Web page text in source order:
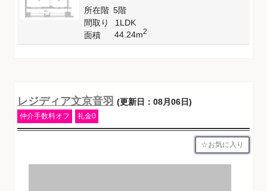
所在階 5階
間取り
1LDK
面積
44.24m2
レジディア文京音羽 (更新日：08月06日)
仲介手数料オフ 礼金0
お気に入り